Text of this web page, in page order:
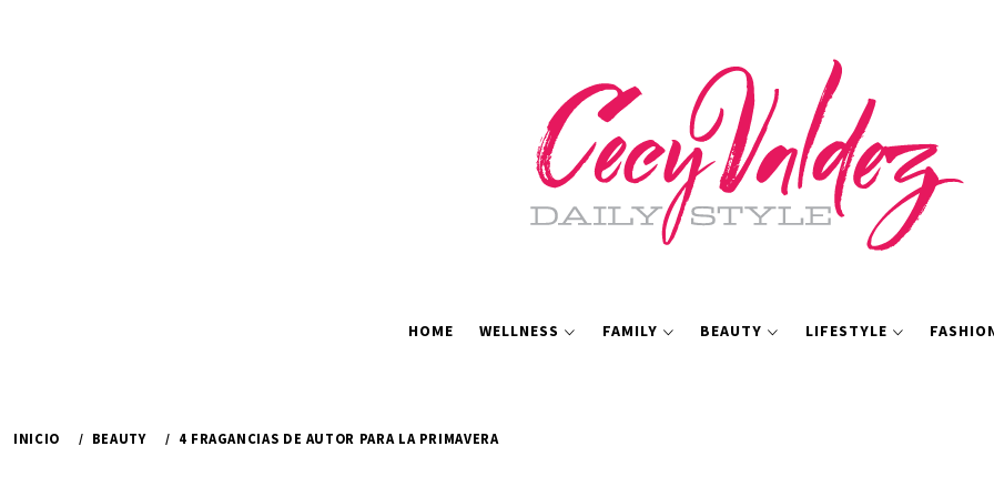
HOME WELLNESS FAMILY BEAUTY LIFESTYLE
INICIO BEAUTY 4 FRAGANCIAS DE AUTOR PARA LA PRIMAVERA